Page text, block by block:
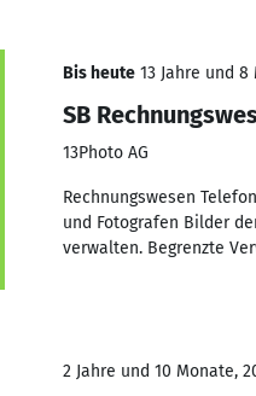
Bis heute 13 Jahre und 8
SB
13Photo AG
Rechnungswesen
und Fotografen Bilder
verwalten. Begrenzte
2 Jahre und 10 Monate,